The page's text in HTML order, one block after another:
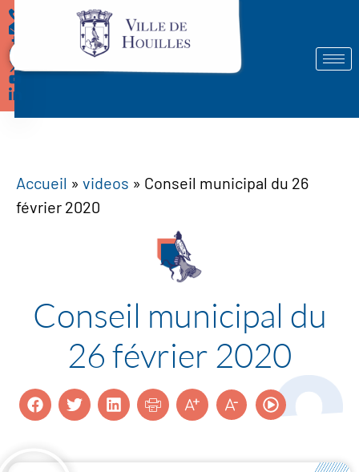
Démarches
Accueil » videos » Conseil municipal du 26
février 2020
Conseil municipal du
26 février 2020